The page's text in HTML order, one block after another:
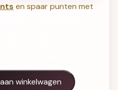
en spaar punten met
Fuzzy 15 ml aantal
winkelwagen